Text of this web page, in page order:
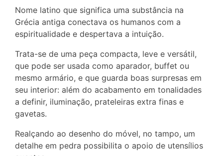
Nome latino que significa uma substância na
Grécia antiga conectava os humanos com a
espiritualidade e despertava a intuição.
Trata-se de uma peça compacta, leve e versátil,
que pode ser usada como aparador, buffet ou
mesmo armário, e que guarda boas surpresas em
seu interior: além do acabamento em tonalidades
a definir, iluminação, prateleiras extra finas e
gavetas.
Realçando ao desenho do móvel, no tampo, um
detalhe em pedra possibilita o apoio de utensílios